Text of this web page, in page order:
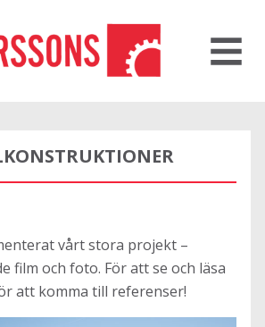
vårt stora projekt –
film och foto. För att se och läsa
att komma till referenser!